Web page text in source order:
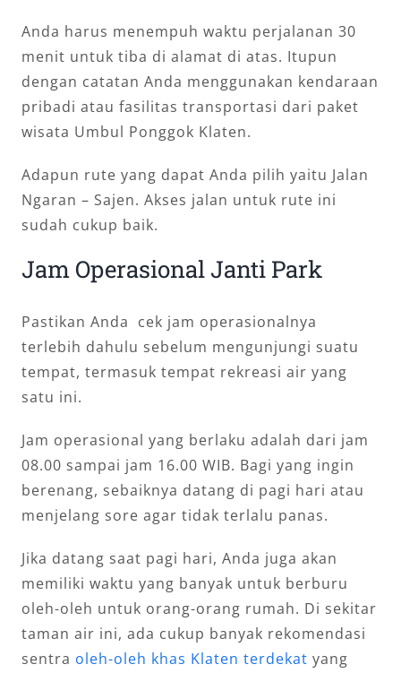
Anda harus menempuh waktu perjalanan 30
menit untuk tiba di alamat di atas. Itupun
dengan catatan Anda menggunakan kendaraan
pribadi atau fasilitas transportasi dari paket
wisata Umbul Ponggok Klaten.
Adapun rute yang dapat Anda pilih yaitu Jalan
Ngaran – Sajen. Akses jalan untuk rute ini
sudah cukup baik.
Jam Operasional Janti Park
Pastikan Anda cek jam operasionalnya
terlebih dahulu sebelum mengunjungi suatu
tempat, termasuk tempat rekreasi air yang
satu ini.
Jam operasional yang berlaku adalah dari jam
08.00 sampai jam 16.00 WIB. Bagi yang ingin
berenang, sebaiknya datang di pagi hari atau
menjelang sore agar tidak terlalu panas.
Jika datang saat pagi hari, Anda juga akan
memiliki waktu yang banyak untuk berburu
oleh-oleh untuk orang-orang rumah. Di sekitar
taman air ini, ada cukup banyak rekomendasi
sentra oleh-oleh khas Klaten terdekat yang